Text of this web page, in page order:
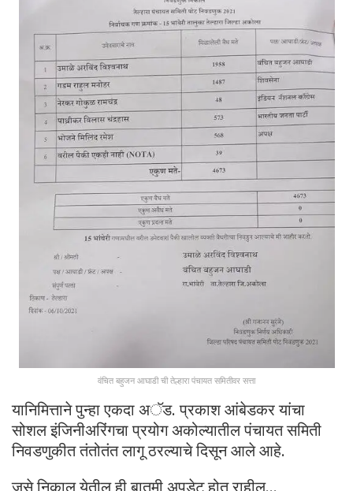
वंचित बहुजन आघाडी ची तेल्हारा पंचायत समितीवर सत्ता
यानिमित्ताने पुन्हा एकदा अॅड. प्रकाश आंबेडकर यांचा
सोशल इंजिनीअरिंगचा प्रयोग अकोल्यातील पंचायत समिती
निवडणुकीत तंतोतंत लागू ठरल्याचे दिसून आले आहे.
जसे निकाल येतील ही बातमी अपडेट होत राहील…